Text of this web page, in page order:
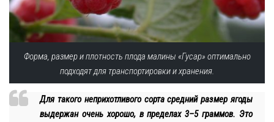
Форма, размер и плотность плода малины «Гусар» оптимально
подходят для транспортировки и хранения.
Для такого неприхотливого сорта средний размер ягоды
выдержан очень хорошо, в пределах 3–5 граммов. Это